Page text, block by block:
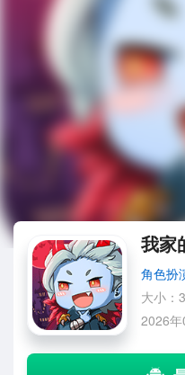
我家
角色扮
大小：
2026